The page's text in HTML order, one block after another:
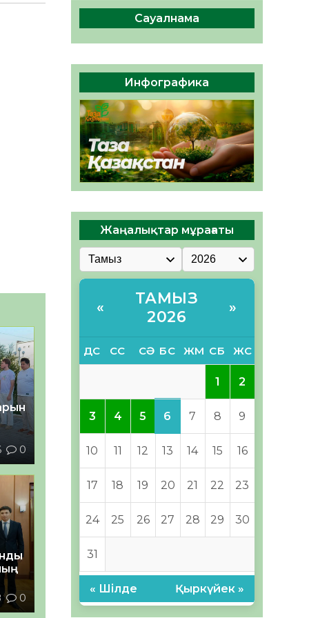
0
0
04.08.2026 47 0
Құрылтай: Қызылордада
1344 комиссия мүшесінің
04.08.2026
38 0
ҚҰРЫЛТАЙ САЙЛАУЫ – ЕЛ
БІРЛІГІ МЕН АЗАМАТТЫҚ
ЖАУАПКЕРШІЛІКТІҢ
КӨРІНІСІ
04.08.2026 49 0
Сауалнама
Инфографика
Жаңалықтар мұрағаты
«
ТАМЫЗ
2026
»
ДС СС СӘ БС ЖМ СБ ЖС
1 2
3 4 5 6 7 8 9
10 11 12 13 14 15 16
17 18 19 20 21 22 23
24 25 26 27 28 29 30
31
« Шілде Қыркүйек »